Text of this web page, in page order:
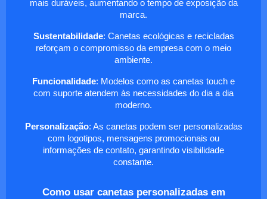
mais duráveis, aumentando o tempo de exposição da
marca.
Sustentabilidade: Canetas ecológicas e recicladas
reforçam o compromisso da empresa com o meio
ambiente.
Funcionalidade: Modelos como as canetas touch e
com suporte atendem às necessidades do dia a dia
moderno.
Personalização: As canetas podem ser personalizadas
com logotipos, mensagens promocionais ou
informações de contato, garantindo visibilidade
constante.
Como usar canetas personalizadas em